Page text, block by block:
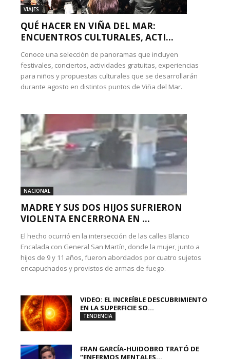
VIAJES
QUÉ HACER EN VIÑA DEL MAR:
ENCUENTROS CULTURALES, ACTI...
Conoce una selección de panoramas que incluyen
festivales, conciertos, actividades gratuitas, experiencias
para niños y propuestas culturales que se desarrollarán
durante agosto en distintos puntos de Viña del Mar.
NACIONAL
MADRE Y SUS DOS HIJOS SUFRIERON
VIOLENTA ENCERRONA EN ...
El hecho ocurrió en la intersección de las calles Blanco
Encalada con General San Martín, donde la mujer, junto a
hijos de 9 y 11 años, fueron abordados por cuatro sujetos
encapuchados y provistos de armas de fuego.
VIDEO: EL INCREÍBLE DESCUBRIMIENTO
EN LA SUPERFICIE SO...
TENDENCIA
FRAN GARCÍA-HUIDOBRO TRATÓ DE
“ENFERMOS MENTALES...